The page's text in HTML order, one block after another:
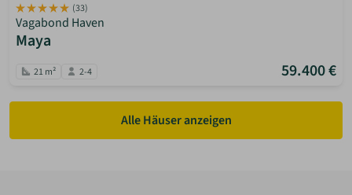
(33)
Vagabond Haven
Maya
21 m² 2-4 59.400 €
Alle Häuser anzeigen